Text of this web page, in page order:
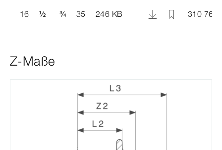
16 ½ ¾ 35 246 KB 310 769
Z-Maße